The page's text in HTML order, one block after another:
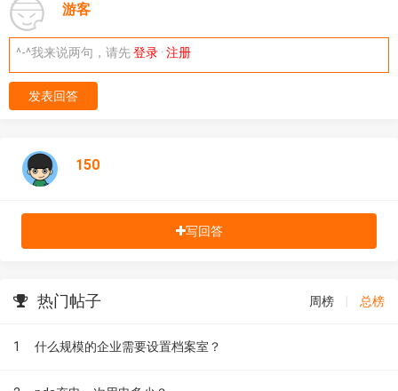
游客
^-^我来说两句，请先登录 · 注册
发表回答
150
写回答
热门帖子 周榜 总榜
1 什么规模的企业需要设置档案室？